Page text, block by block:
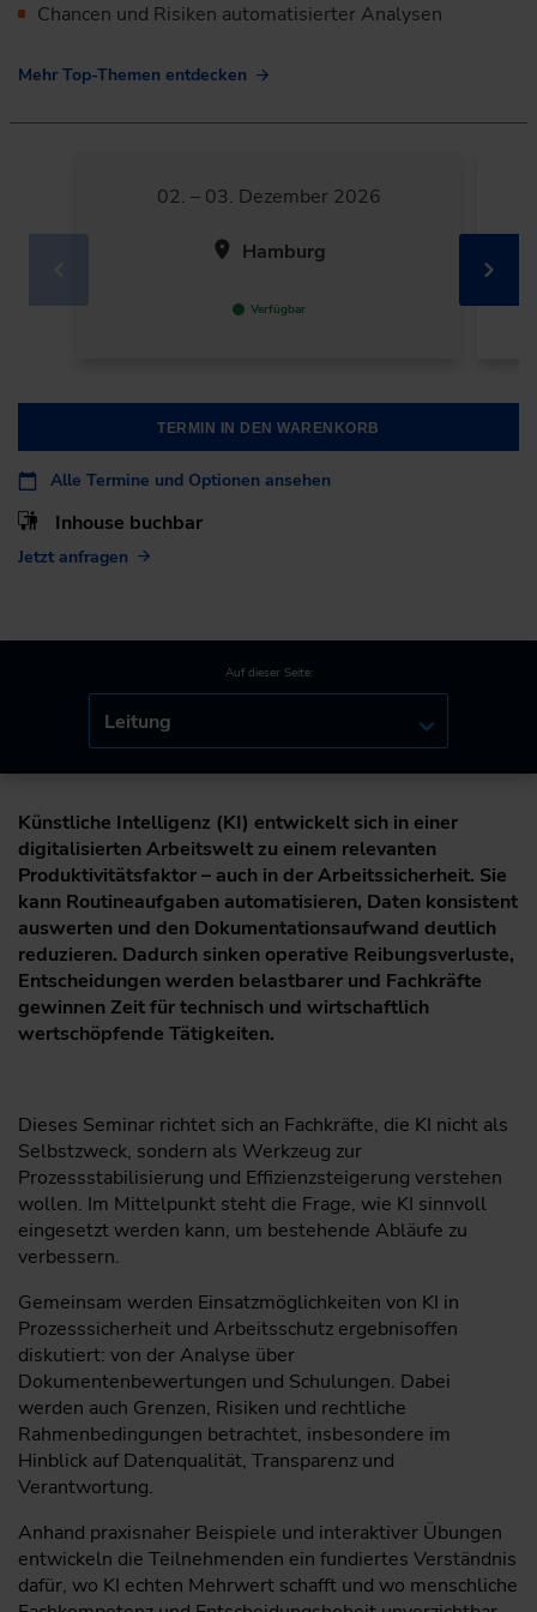
Chancen und Risiken automatisierter Analysen
Mehr Top-Themen entdecken
02. – 03. Dezember 2026
Hamburg
Verfügbar
TERMIN IN DEN WARENKORB
Alle Termine und Optionen ansehen
Inhouse buchbar
Jetzt anfragen
Auf dieser Seite:
Leitung
Künstliche Intelligenz (KI) entwickelt sich in einer
digitalisierten Arbeitswelt zu einem relevanten
Produktivitätsfaktor – auch in der Arbeitssicherheit. Sie
kann Routineaufgaben automatisieren, Daten konsistent
auswerten und den Dokumentationsaufwand deutlich
reduzieren. Dadurch sinken operative Reibungsverluste,
Entscheidungen werden belastbarer und Fachkräfte
gewinnen Zeit für technisch und wirtschaftlich
wertschöpfende Tätigkeiten.
Dieses Seminar richtet sich an Fachkräfte, die KI nicht als
Selbstzweck, sondern als Werkzeug zur
Prozessstabilisierung und Effizienzsteigerung verstehen
wollen. Im Mittelpunkt steht die Frage, wie KI sinnvoll
eingesetzt werden kann, um bestehende Abläufe zu
verbessern.
Gemeinsam werden Einsatzmöglichkeiten von KI in
Prozesssicherheit und Arbeitsschutz ergebnisoffen
diskutiert: von der Analyse über
Dokumentenbewertungen und Schulungen. Dabei
werden auch Grenzen, Risiken und rechtliche
Rahmenbedingungen betrachtet, insbesondere im
Hinblick auf Datenqualität, Transparenz und
Verantwortung.
Anhand praxisnaher Beispiele und interaktiver Übungen
entwickeln die Teilnehmenden ein fundiertes Verständnis
dafür, wo KI echten Mehrwert schafft und wo menschliche